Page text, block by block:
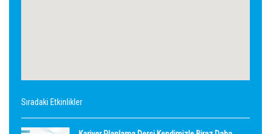
Sıradaki Etkinlikler